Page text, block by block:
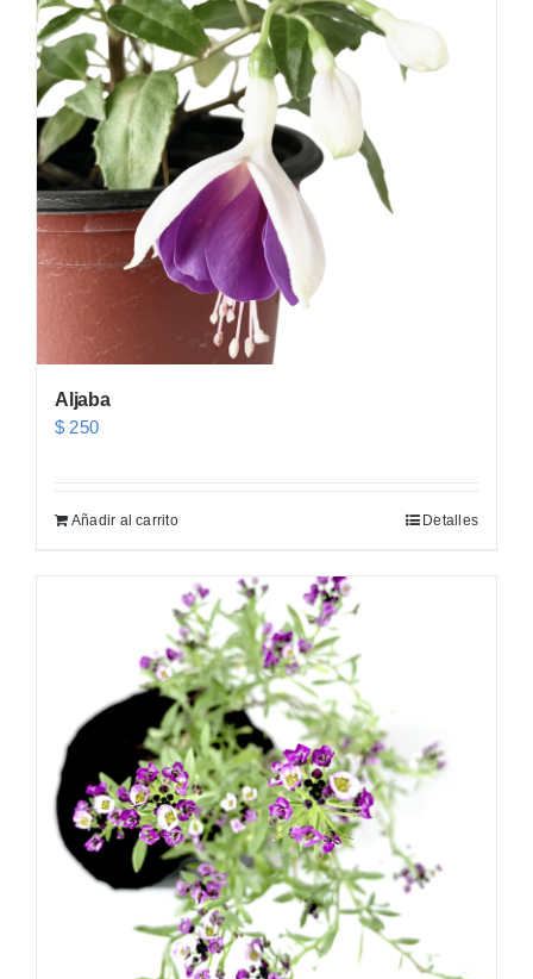
Aljaba
$ 250
Añadir al carrito Detalles